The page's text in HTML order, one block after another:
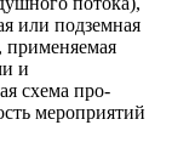
или подземная
применяемая
и
схема про­
мероприятий